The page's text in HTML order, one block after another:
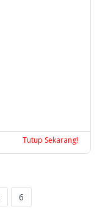
Tutup Sekarang!
6